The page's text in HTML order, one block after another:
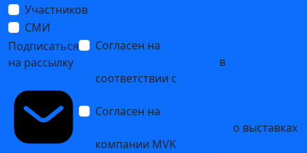
Участников
СМИ
Подписаться
на рассылку
Согласен на
в
соответствии с
Согласен на
о выставках
компании MVK